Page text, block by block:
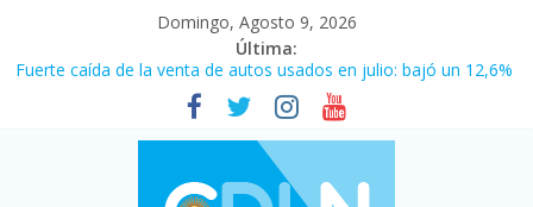
Domingo, Agosto 9, 2026
Última:
Fuerte caída de la venta de autos usados en julio: bajó un 12,6%
Central venció 1 a 0 al River de Coudet en el Monumental
La morosidad alcanzó su nivel más alto en dos décadas y ya
afecta a 400 mil deudores en Santa Fe